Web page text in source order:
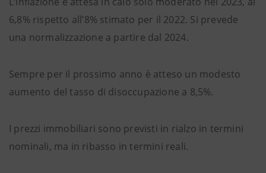
6,8% rispetto all’8% stimato per il 2022. Si prevede
una normalizzazione a partire dal 2024.
Sempre per il prossimo anno è atteso un modesto
aumento del tasso di disoccupazione a 8,5%.
I prezzi immobiliari sono previsti in rialzo in termini
nominali, ma in ribasso in termini reali.